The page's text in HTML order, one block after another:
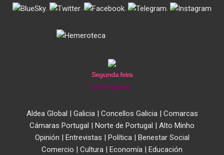
. . . .
Segunda feira
10 de Agosto
Aldea Global | Galicia| Concellos Galicia| Comarcas
Cámaras Portugal | Norte de Portugal | Alto Minho
Opinión | Entrevistas | Política| Benestar Social
Comercio | Cultura | Economía | Educación